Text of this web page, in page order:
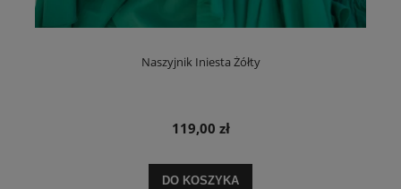
Naszyjnik Iniesta Żółty
119,00 zł
DO KOSZYKA